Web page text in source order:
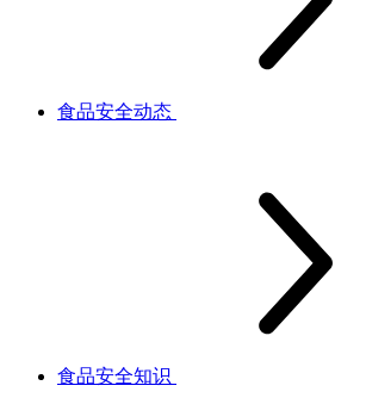
食品安全动态
食品安全知识